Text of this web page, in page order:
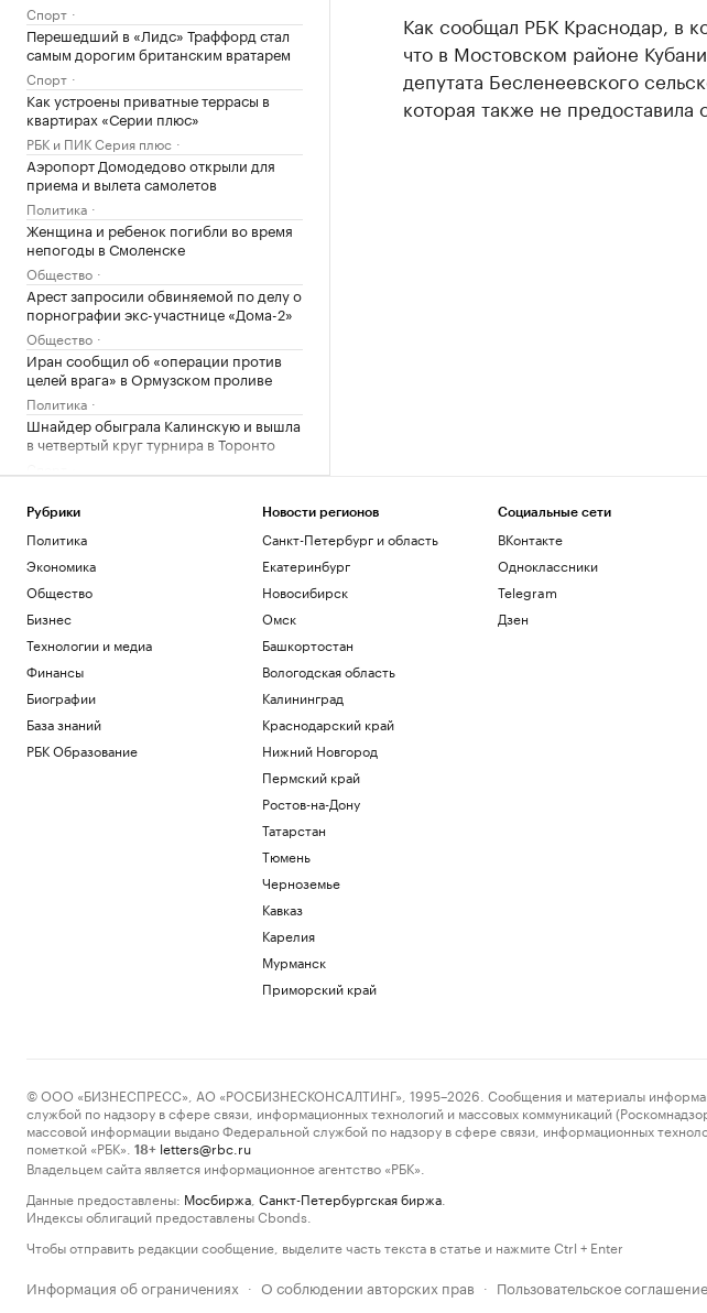
Спорт
Перешедший в «Лидс» Траффорд стал
самым дорогим британским вратарем
Спорт
Как устроены приватные террасы в
квартирах «Серии плюс»
РБК и ПИК Серия плюс
Аэропорт Домодедово открыли для
приема и вылета самолетов
Политика
Женщина и ребенок погибли во время
непогоды в Смоленске
Общество
Арест запросили обвиняемой по делу о
порнографии экс-участнице «Дома-2»
Общество
Иран сообщил об «операции против
целей врага» в Ормузском проливе
Политика
Шнайдер обыграла Калинскую и вышла
в четвертый круг турнира в Торонто
одного туриста из России
Общество
после мощного циклона
Общество
Как сообщал РБК Краснодар, в
что в Мостовском районе
депутата Бесленеевского
которая также не
Рубрики
Политика
Экономика
Общество
Бизнес
Технологии и медиа
Финансы
Биографии
База знаний
РБК Образование
Новости регионов
Санкт-Петербург и область
Екатеринбург
Новосибирск
Омск
Башкортостан
Вологодская область
Калининград
Краснодарский край
Нижний Новгород
Пермский край
Ростов-на-Дону
Татарстан
Тюмень
Черноземье
Кавказ
Карелия
Мурманск
Приморский край
Социальные сети
ВКонтакте
Одноклассники
Telegram
Дзен
© ООО «БИЗНЕСПРЕСС», АО «РОСБИЗНЕСКОНСАЛТИНГ», 1995–2026. Сообщения и материалы
службой по надзору в сфере связи, информационных технологий и массовых коммуникаций
массовой информации выдано Федеральной службой по надзору в сфере связи, информационных
пометкой «РБК».
18+ letters@rbc.ru
Владельцем сайта является информационное агентство «РБК».
Данные предоставлены: Мосбиржа Санкт-Петербургская биржа
Индексы облигаций предоставлены Cbonds.
Чтобы отправить редакции сообщение, выделите часть текста в статье и нажмите Ctrl + Enter
Информация об ограничениях · О соблюдении авторских прав · Пользовательское соглашение